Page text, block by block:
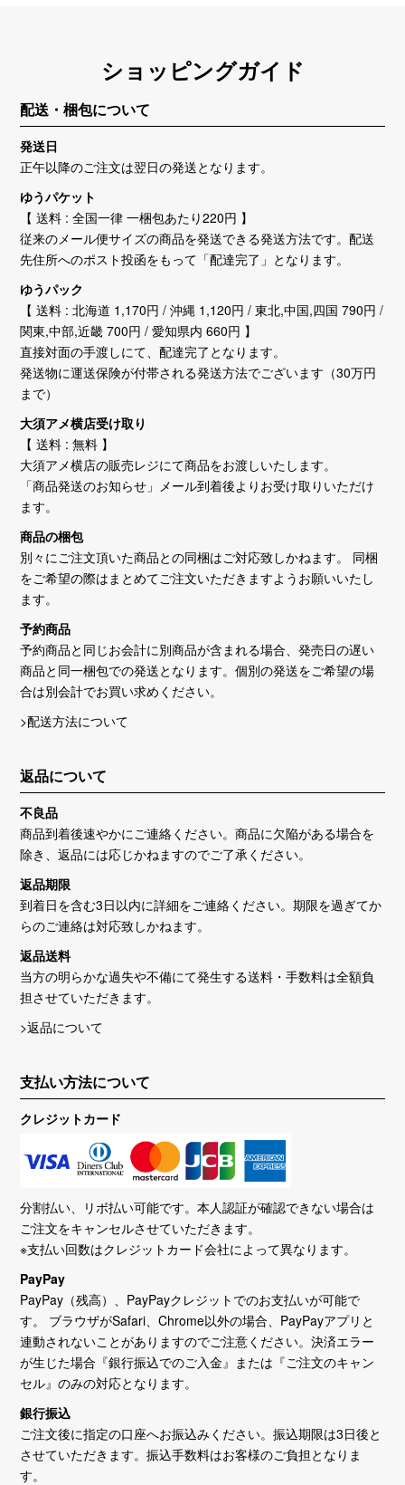
ショッピングガイド
配送・梱包について
発送日
正午以降のご注文は翌日の発送となります。
ゆうパケット
【 送料 : 全国一律 一梱包あたり220円 】
従来のメール便サイズの商品を発送できる発送方法です。配送
先住所へのポスト投函をもって「配達完了」となります。
ゆうパック
【 送料 : 北海道 1,170円 / 沖縄 1,120円 / 東北,中国,四国 790円 /
関東,中部,近畿 700円 / 愛知県内 660円 】
直接対面の手渡しにて、配達完了となります。
発送物に運送保険が付帯される発送方法でございます（30万円
まで）
大須アメ横店受け取り
【 送料 : 無料 】
大須アメ横店の販売レジにて商品をお渡しいたします。
「商品発送のお知らせ」メール到着後よりお受け取りいただけ
ます。
商品の梱包
別々にご注文頂いた商品との同梱はご対応致しかねます。 同梱
をご希望の際はまとめてご注文いただきますようお願いいたし
ます。
予約商品
予約商品と同じお会計に別商品が含まれる場合、発売日の遅い
商品と同一梱包での発送となります。個別の発送をご希望の場
合は別会計でお買い求めください。
>配送方法について
返品について
不良品
商品到着後速やかにご連絡ください。商品に欠陥がある場合を
除き、返品には応じかねますのでご了承ください。
返品期限
到着日を含む3日以内に詳細をご連絡ください。期限を過ぎてか
らのご連絡は対応致しかねます。
返品送料
当方の明らかな過失や不備にて発生する送料・手数料は全額負
担させていただきます。
>返品について
支払い方法について
クレジットカード
分割払い、リボ払い可能です。本人認証が確認できない場合は
ご注文をキャンセルさせていただきます。
※支払い回数はクレジットカード会社によって異なります。
PayPay
PayPay（残高）、PayPayクレジットでのお支払いが可能で
す。 ブラウザがSafari、Chrome以外の場合、PayPayアプリと
連動されないことがありますのでご注意ください。決済エラー
が生じた場合『銀行振込でのご入金』または『ご注文のキャン
セル』のみの対応となります。
銀行振込
ご注文後に指定の口座へお振込みください。振込期限は3日後と
させていただきます。振込手数料はお客様のご負担となりま
す。